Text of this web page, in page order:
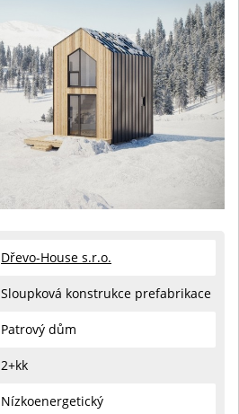
Dřevo-House s.r.o.
Sloupková konstrukce prefabrikace
Patrový dům
2+kk
Nízkoenergetický